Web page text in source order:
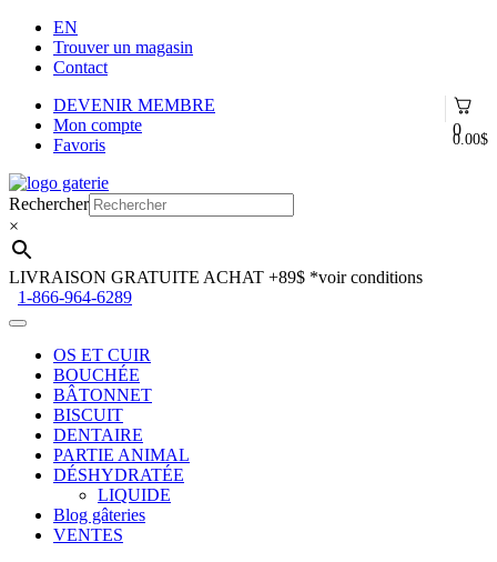
EN
Trouver un magasin
Contact
0
0.00$
DEVENIR MEMBRE
Mon compte
Favoris
Aller
à
la
navigation
Aller
au
contenu
Rechercher
×
LIVRAISON GRATUITE ACHAT +89$ *voir conditions
1-866-964-6289
OS ET CUIR
BOUCHÉE
BÂTONNET
BISCUIT
DENTAIRE
PARTIE ANIMAL
DÉSHYDRATÉE
LIQUIDE
Blog gâteries
VENTES